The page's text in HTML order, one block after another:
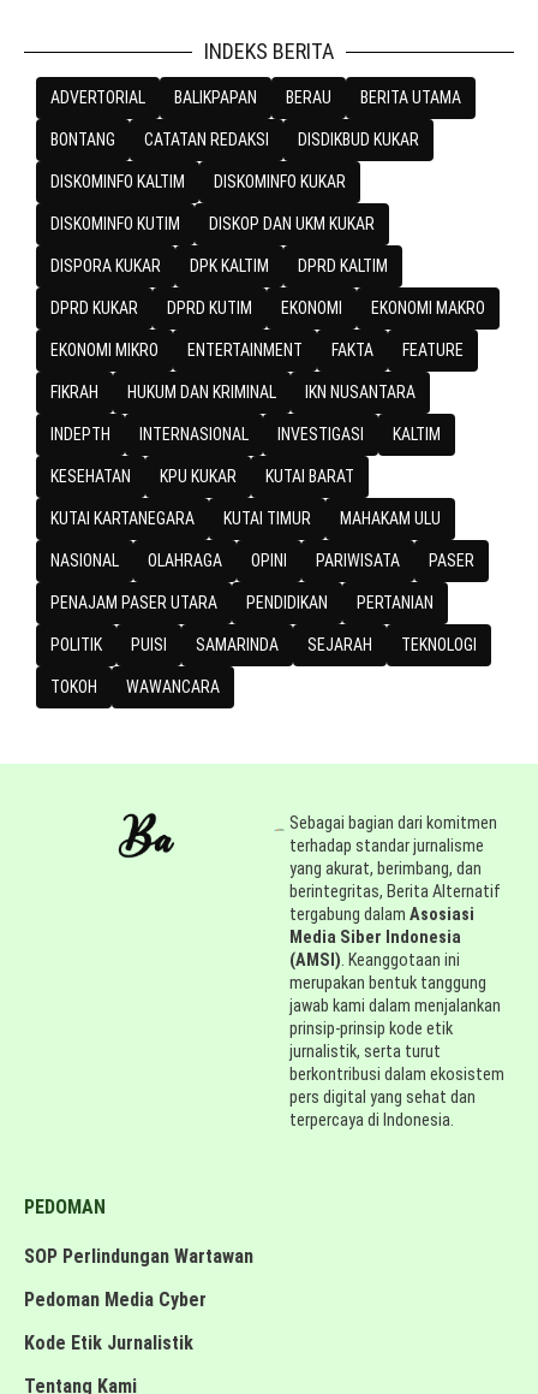
INDEKS BERITA
ADVERTORIAL BALIKPAPAN BERAU BERITA UTAMA
BONTANG CATATAN REDAKSI DISDIKBUD KUKAR
DISKOMINFO KALTIM DISKOMINFO KUKAR
DISKOMINFO KUTIM DISKOP DAN UKM KUKAR
DISPORA KUKAR DPK KALTIM DPRD KALTIM
DPRD KUKAR DPRD KUTIM EKONOMI EKONOMI MAKRO
EKONOMI MIKRO ENTERTAINMENT FAKTA FEATURE
FIKRAH HUKUM DAN KRIMINAL IKN NUSANTARA
INDEPTH INTERNASIONAL INVESTIGASI KALTIM
KESEHATAN KPU KUKAR KUTAI BARAT
KUTAI KARTANEGARA KUTAI TIMUR MAHAKAM ULU
NASIONAL OLAHRAGA OPINI PARIWISATA PASER
PENAJAM PASER UTARA PENDIDIKAN PERTANIAN
POLITIK PUISI SAMARINDA SEJARAH TEKNOLOGI
TOKOH WAWANCARA
Sebagai bagian dari komitmen
terhadap standar jurnalisme
yang akurat, berimbang, dan
berintegritas, Berita Alternatif
tergabung dalamAsosiasi
Media Siber Indonesia
(AMSI). Keanggotaan ini
merupakan bentuk tanggung
jawab kami dalam menjalankan
prinsip-prinsip kode etik
jurnalistik, serta turut
berkontribusi dalam ekosistem
pers digital yang sehat dan
terpercaya di Indonesia.
PEDOMAN
SOP Perlindungan Wartawan
Pedoman Media Cyber
Kode Etik Jurnalistik
Tentang Kami